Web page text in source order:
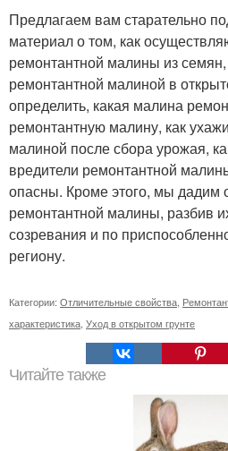
Предлагаем вам старательно
материал о том, как
ремонтантной малины из семян,
ремонтантной малиной в
определить, какая малина
ремонтантную малину, как
малиной после сбора урожая,
вредители ремонтантной
опасны. Кроме этого, мы дадим
ремонтантной малины, разбив
созревания и по
региону.
Категории: Отличительные свойства
характеристика Уход в открытом грунте
Читайте также